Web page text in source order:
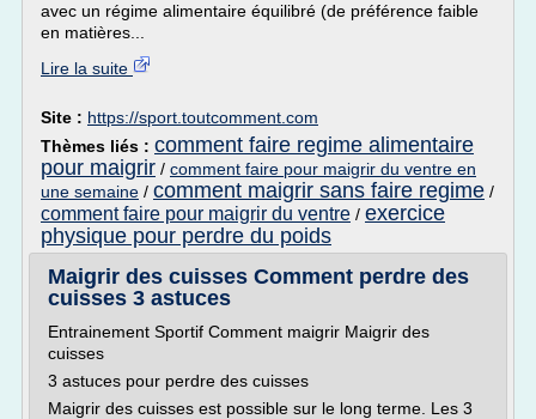
avec un régime alimentaire équilibré (de préférence faible
en matières...
Lire la suite
Site : https://sport.toutcomment.com
Thèmes liés : comment faire regime alimentaire
pour maigrir / comment faire pour maigrir du ventre en
une semaine / comment maigrir sans faire regime /
comment faire pour maigrir du ventre / exercice
physique pour perdre du poids
Maigrir des cuisses Comment perdre des
cuisses 3 astuces
Entrainement Sportif Comment maigrir Maigrir des
cuisses
3 astuces pour perdre des cuisses
Maigrir des cuisses est possible sur le long terme. Les 3